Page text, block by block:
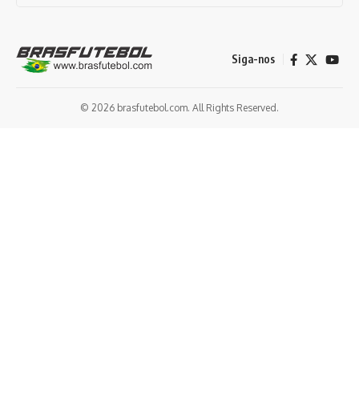
Siga-nos
© 2026 brasfutebol.com. All Rights Reserved.